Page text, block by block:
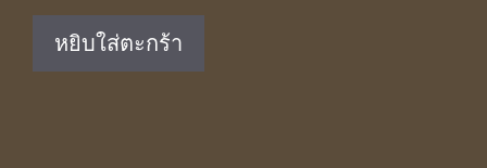
฿1,750.00.
หยิบใส่ตะกร้า